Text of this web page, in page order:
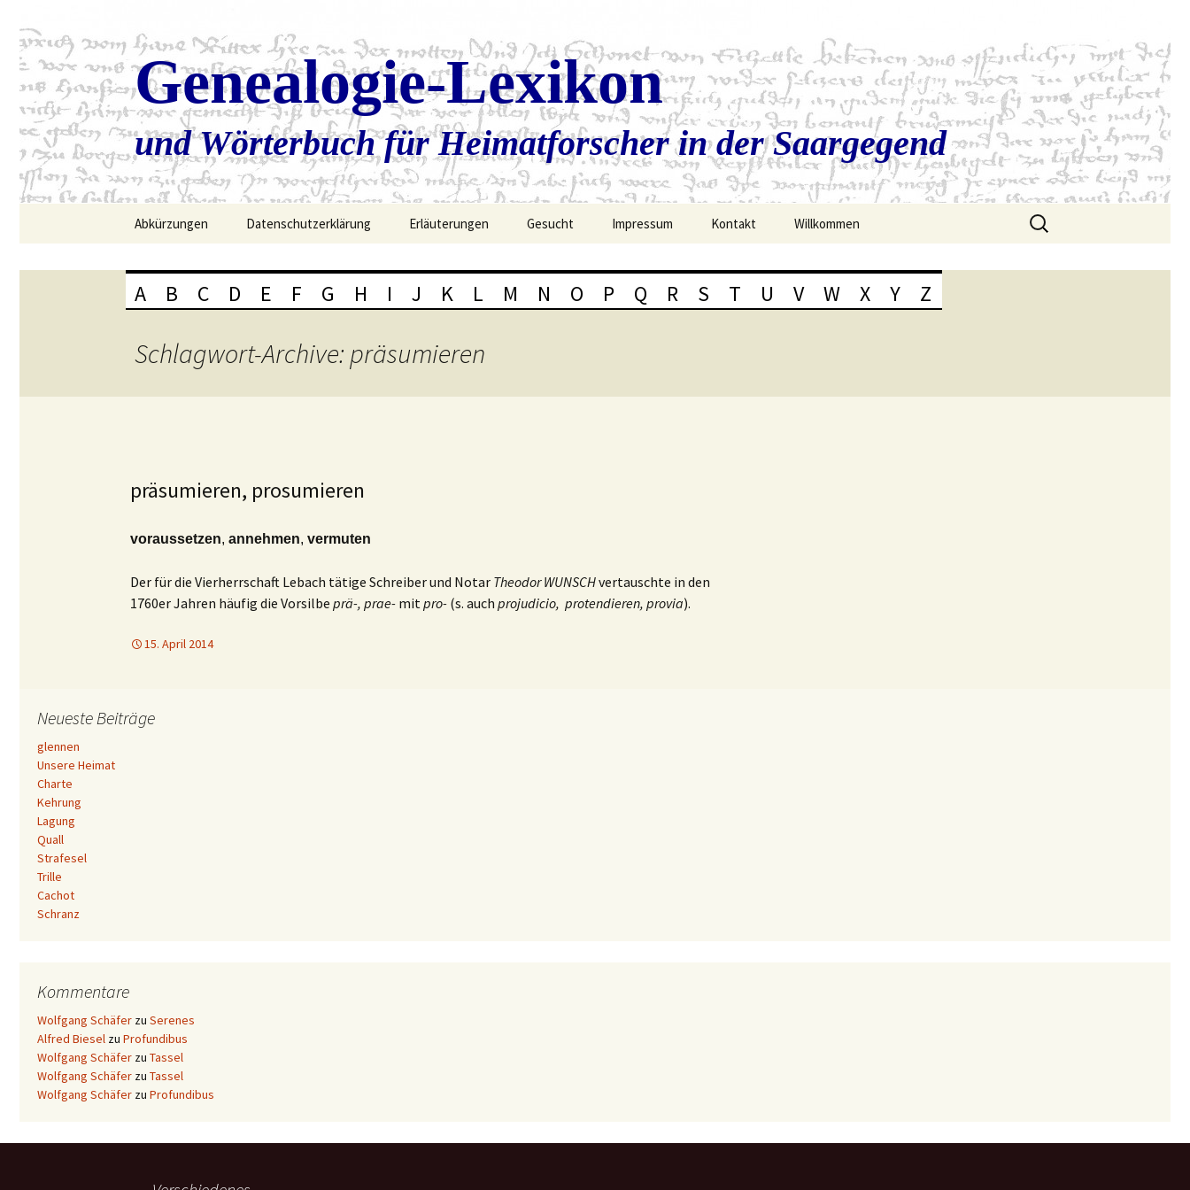
Genealogie-Lexikon
und Wörterbuch für Heimatforscher in der Saargegend
Abkürzungen Datenschutzerklärung Erläuterungen Gesucht Impressum Kontakt Willkommen
Suchen
nach:
A B C D E F G H I J K L M N O P Q R S T U V W X Y Z
Schlagwort-Archive: präsumieren
präsumieren, prosumieren
voraussetzen, annehmen, vermuten
Der für die Vierherrschaft Lebach tätige Schreiber und Notar Theodor WUNSCHvertauschte in den
1760er Jahren häufig die Vorsilbe prä-, prae- mitpro- (s. auch projudicio, protendieren, provia).
15. April 2014
Neueste Beiträge
glennen
Unsere Heimat
Charte
Kehrung
Lagung
Quall
Strafesel
Trille
Cachot
Schranz
Kommentare
Wolfgang Schäfer zu Serenes
Alfred Biesel zu Profundibus
Wolfgang Schäfer zu Tassel
Wolfgang Schäfer zu Tassel
Wolfgang Schäfer zu Profundibus